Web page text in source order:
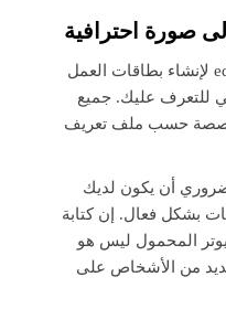
صورة احترافية
عندما تستعين بخبرة فريق edirect لإنشاء بطاقات العمل
للتعرف عليك. جميع
حسب ملف تعريف
أن يكون لديك
بشكل فعال. إن كتابة
المحمول ليس هو
من الأشخاص على